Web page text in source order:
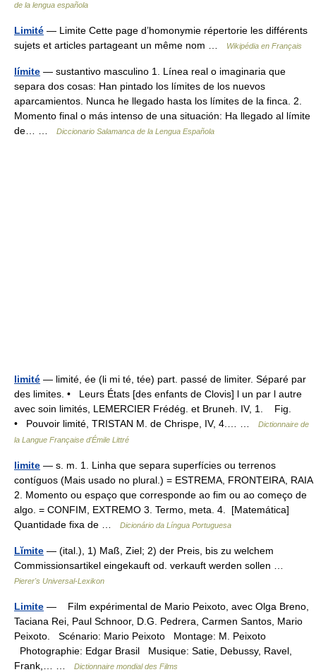
de la lengua española
Limité — Limite Cette page d’homonymie répertorie les différents
sujets et articles partageant un même nom …
Wikipédia en Français
límite — sustantivo masculino 1. Línea real o imaginaria que
separa dos cosas: Han pintado los límites de los nuevos
aparcamientos. Nunca he llegado hasta los límites de la finca. 2.
Momento final o más intenso de una situación: Ha llegado al límite
de… …
Diccionario Salamanca de la Lengua Española
limité — limité, ée (li mi té, tée) part. passé de limiter. Séparé par
des limites. • Leurs États [des enfants de Clovis] l un par l autre
avec soin limités, LEMERCIER Frédég. et Bruneh. IV, 1. Fig.
• Pouvoir limité, TRISTAN M. de Chrispe, IV, 4.… …
Dictionnaire de
la Langue Française d'Émile Littré
limite — s. m. 1. Linha que separa superfícies ou terrenos
contíguos (Mais usado no plural.) = ESTREMA, FRONTEIRA, RAIA
2. Momento ou espaço que corresponde ao fim ou ao começo de
algo. = CONFIM, EXTREMO 3. Termo, meta. 4. [Matemática]
Quantidade fixa de …
Dicionário da Língua Portuguesa
Lĭmite — (ital.), 1) Maß, Ziel; 2) der Preis, bis zu welchem
Commissionsartikel eingekauft od. verkauft werden sollen …
Pierer's Universal-Lexikon
Limite — Film expérimental de Mario Peixoto, avec Olga Breno,
Taciana Rei, Paul Schnoor, D.G. Pedrera, Carmen Santos, Mario
Peixoto. Scénario: Mario Peixoto Montage: M. Peixoto
Photographie: Edgar Brasil Musique: Satie, Debussy, Ravel,
Frank,… …
Dictionnaire mondial des Films